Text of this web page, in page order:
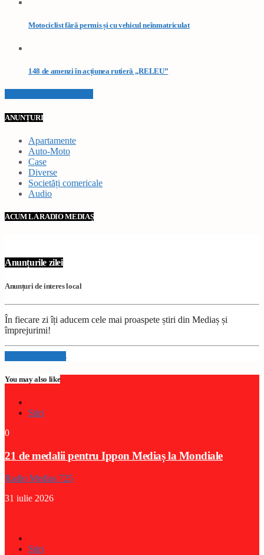
Motociclist fără permis și cu vehicul neînmatriculat
148 de amenzi în acțiunea rutieră „RELEU”
ANUNȚURI
Apartamente
Auto-Moto
Case
Diverse
Societăți comericale
Audio
ACUM LA RADIO MEDIAȘ
Anunțurile zilei
Anunțuri de interes local
În fiecare zi îți aducem cele mai proaspete știri din Mediaș și
împrejurimi!
Info and episodes
You may also like
Stiri
0
21 de medalii pentru Ippon Mediaș la Mondiale
Radio Medias 725
31 iulie 2026
Stiri